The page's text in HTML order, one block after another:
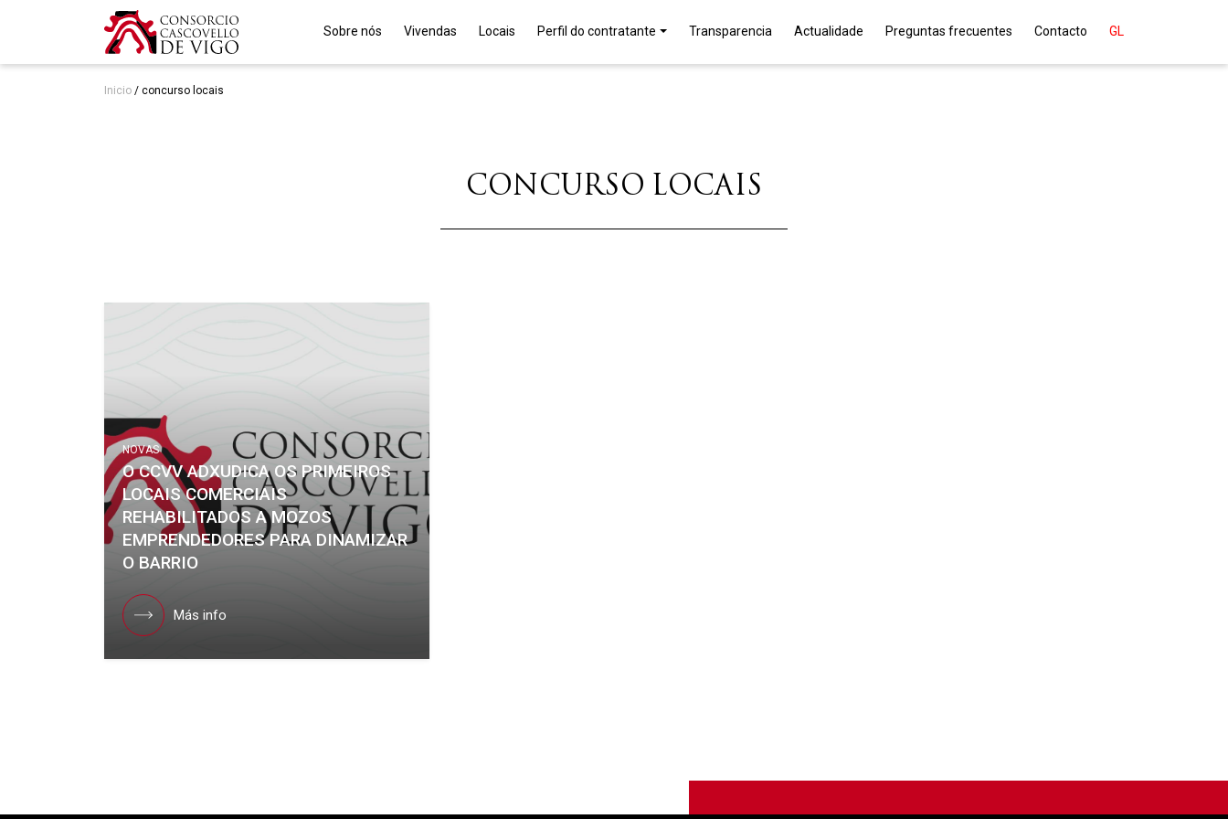
Sobre nós Vivendas Locais Perfil do contratante Transparencia Actualidade Preguntas frecuentes Contacto GL
Inicio / concurso locais
CONCURSO LOCAIS
NOVAS
O CCVV ADXUDICA OS PRIMEIROS
LOCAIS COMERCIAIS
REHABILITADOS A MOZOS
EMPRENDEDORES PARA DINAMIZAR
O BARRIO
Más info